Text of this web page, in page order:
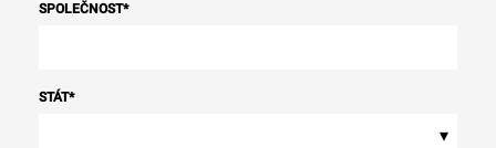
SPOLEČNOST*
STÁT*
▾